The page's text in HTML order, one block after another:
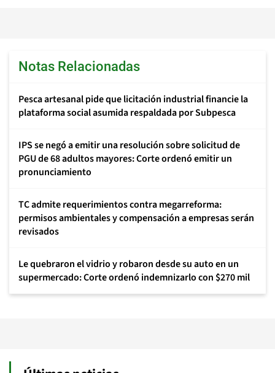
Notas Relacionadas
Pesca artesanal pide que licitación industrial financie la
plataforma social asumida respaldada por Subpesca
IPS se negó a emitir una resolución sobre solicitud de
PGU de 68 adultos mayores: Corte ordenó emitir un
pronunciamiento
TC admite requerimientos contra megarreforma:
permisos ambientales y compensación a empresas serán
revisados
Le quebraron el vidrio y robaron desde su auto en un
supermercado: Corte ordenó indemnizarlo con $270 mil